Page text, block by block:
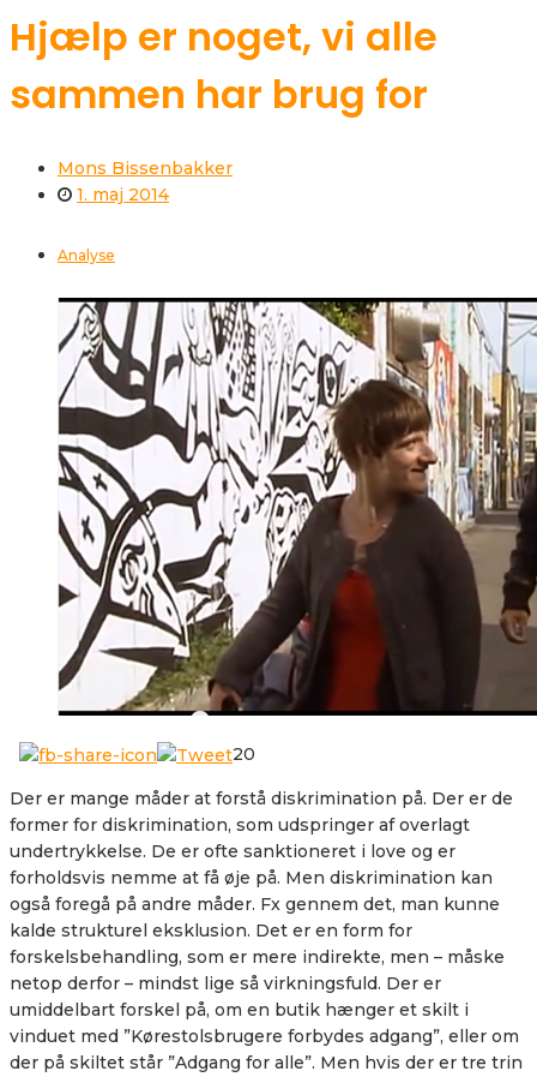
Hjælp er noget, vi alle
sammen har brug for
Mons Bissenbakker
1. maj 2014
Analyse
20
Der er mange måder at forstå diskrimination på. Der er de
former for diskrimination, som udspringer af overlagt
undertrykkelse. De er ofte sanktioneret i love og er
forholdsvis nemme at få øje på. Men diskrimination kan
også foregå på andre måder. Fx gennem det, man kunne
kalde strukturel eksklusion. Det er en form for
forskelsbehandling, som er mere indirekte, men – måske
netop derfor – mindst lige så virkningsfuld. Der er
umiddelbart forskel på, om en butik hænger et skilt i
vinduet med ”Kørestolsbrugere forbydes adgang”, eller om
der på skiltet står ”Adgang for alle”. Men hvis der er tre trin